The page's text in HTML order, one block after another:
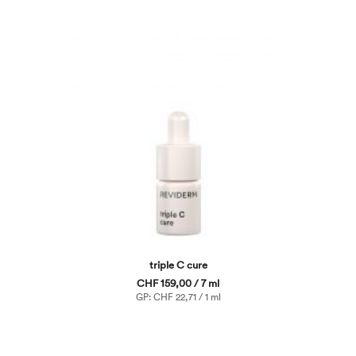
triple C cure
CHF 159,00 / 7 ml
GP: CHF 22,71 / 1 ml